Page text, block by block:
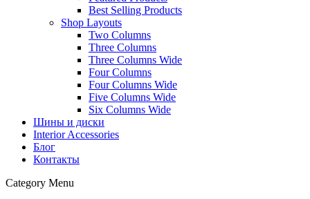
Best Selling Products
Shop Layouts
Two Columns
Three Columns
Three Columns Wide
Four Columns
Four Columns Wide
Five Columns Wide
Six Columns Wide
Шины и диски
Interior Accessories
Блог
Контакты
Category Menu